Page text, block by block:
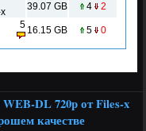
x
39.07 GB 4 2
5 16.15 GB 5 0
DL 720p от Files-x
качестве